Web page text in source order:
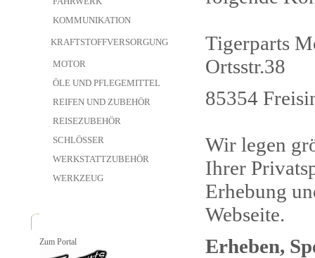
KOMMUNIKATION
KRAFTSTOFFVERSORGUNG
MOTOR
ÖLE UND PFLEGEMITTEL
REIFEN UND ZUBEHÖR
REISEZUBEHÖR
SCHLÖSSER
WERKSTATTZUBEHÖR
WERKZEUG
Zum Portal
Tigerparts
Ortsstr.38
85354
Wir legen
Ihrer
Erhebung
Webseite.
Erheben,